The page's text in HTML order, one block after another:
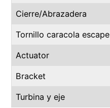
Cierre/Abrazadera
Tornillo caracola escape
Actuator
Bracket
Turbina y eje